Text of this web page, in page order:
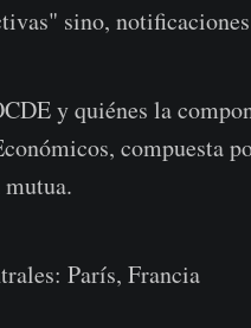
sino,
y quiénes la
compuesta
París, Francia